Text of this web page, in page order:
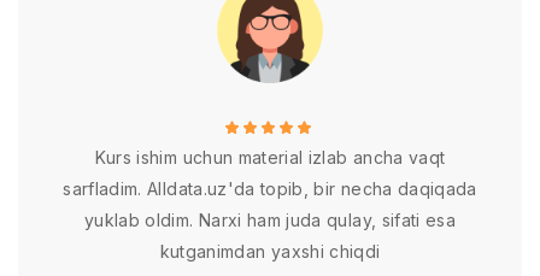
Kurs ishim uchun material izlab ancha vaqt
sarfladim. Alldata.uz'da topib, bir necha daqiqada
yuklab oldim. Narxi ham juda qulay, sifati esa
kutganimdan yaxshi chiqdi